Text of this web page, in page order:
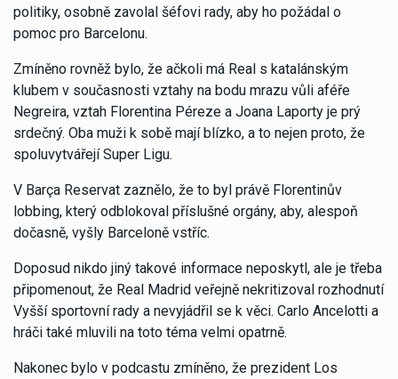
politiky, osobně zavolal šéfovi rady, aby ho požádal o
pomoc pro Barcelonu.
Zmíněno rovněž bylo, že ačkoli má Real s katalánským
klubem v současnosti vztahy na bodu mrazu vůli aféře
Negreira, vztah Florentina Péreze a Joana Laporty je prý
srdečný. Oba muži k sobě mají blízko, a to nejen proto, že
spoluvytvářejí Super Ligu.
V Barça Reservat zaznělo, že to byl právě Florentinův
lobbing, který odblokoval příslušné orgány, aby, alespoň
dočasně, vyšly Barceloně vstříc.
Doposud nikdo jiný takové informace neposkytl, ale je třeba
připomenout, že Real Madrid veřejně nekritizoval rozhodnutí
Vyšší sportovní rady a nevyjádřil se k věci. Carlo Ancelotti a
hráči také mluvili na toto téma velmi opatrně.
Nakonec bylo v podcastu zmíněno, že prezident Los